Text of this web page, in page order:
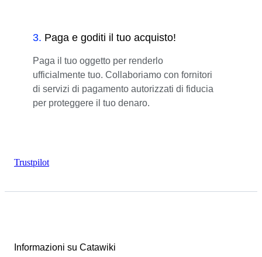
3. Paga e goditi il tuo acquisto!
Paga il tuo oggetto per renderlo
ufficialmente tuo. Collaboriamo con fornitori
di servizi di pagamento autorizzati di fiducia
per proteggere il tuo denaro.
Trustpilot
Informazioni su Catawiki